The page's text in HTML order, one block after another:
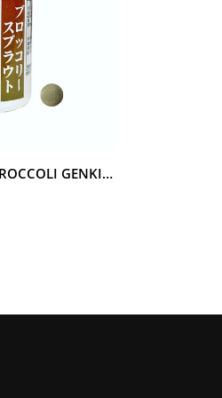
ЕКСТРАКТ БРОКОЛІ BROCCOLI GENKI НА 30 ДНІВ